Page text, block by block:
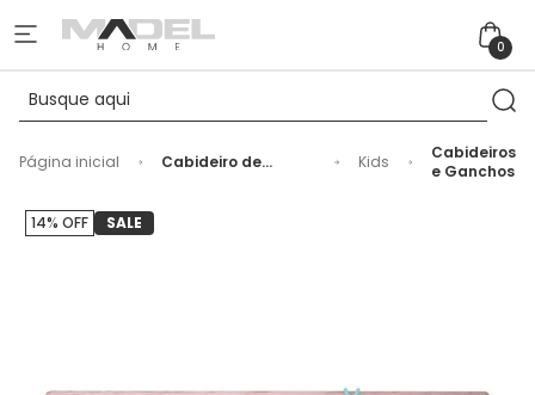
0
Página inicial
Cabideiro de
Kids
Cabideiros
e Ganchos
14% OFF SALE